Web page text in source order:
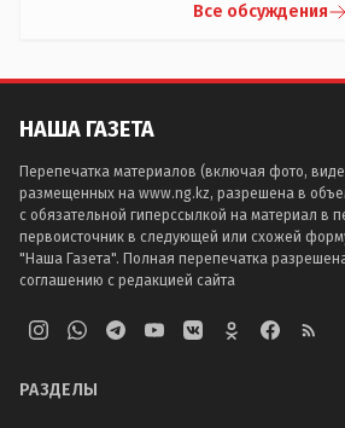
Все обсуждения
НАША ГАЗЕТА
Перепечатка материалов (включая фото,
размещенных на www.ng.kz, разрешена в
с обязательной гиперссылкой на материал в
первоисточник в следующей или схожей
"Наша Газета". Полная перепечатка
соглашению с редакцией сайта
РАЗДЕЛЫ